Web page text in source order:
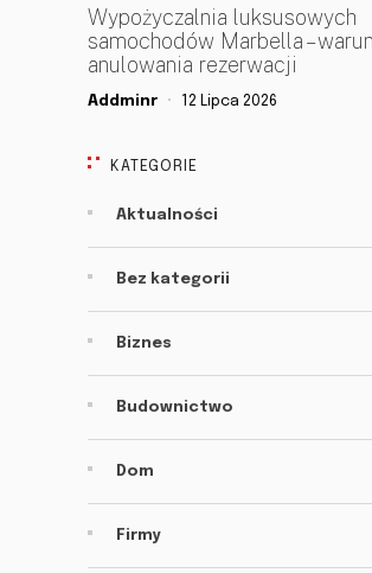
Wypożyczalnia luksusowych
samochodów Marbella –
anulowania rezerwacji
Addminr 12 Lipca 2026
KATEGORIE
Aktualności
Bez kategorii
Biznes
Budownictwo
Dom
Firmy